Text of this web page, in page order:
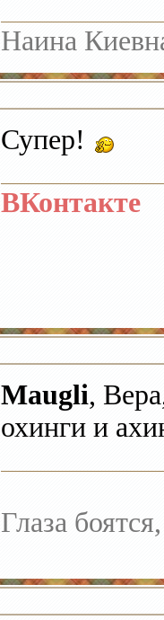
Наина
Супер!
ВКонтакте
Maugli,
охинги и
Глаза